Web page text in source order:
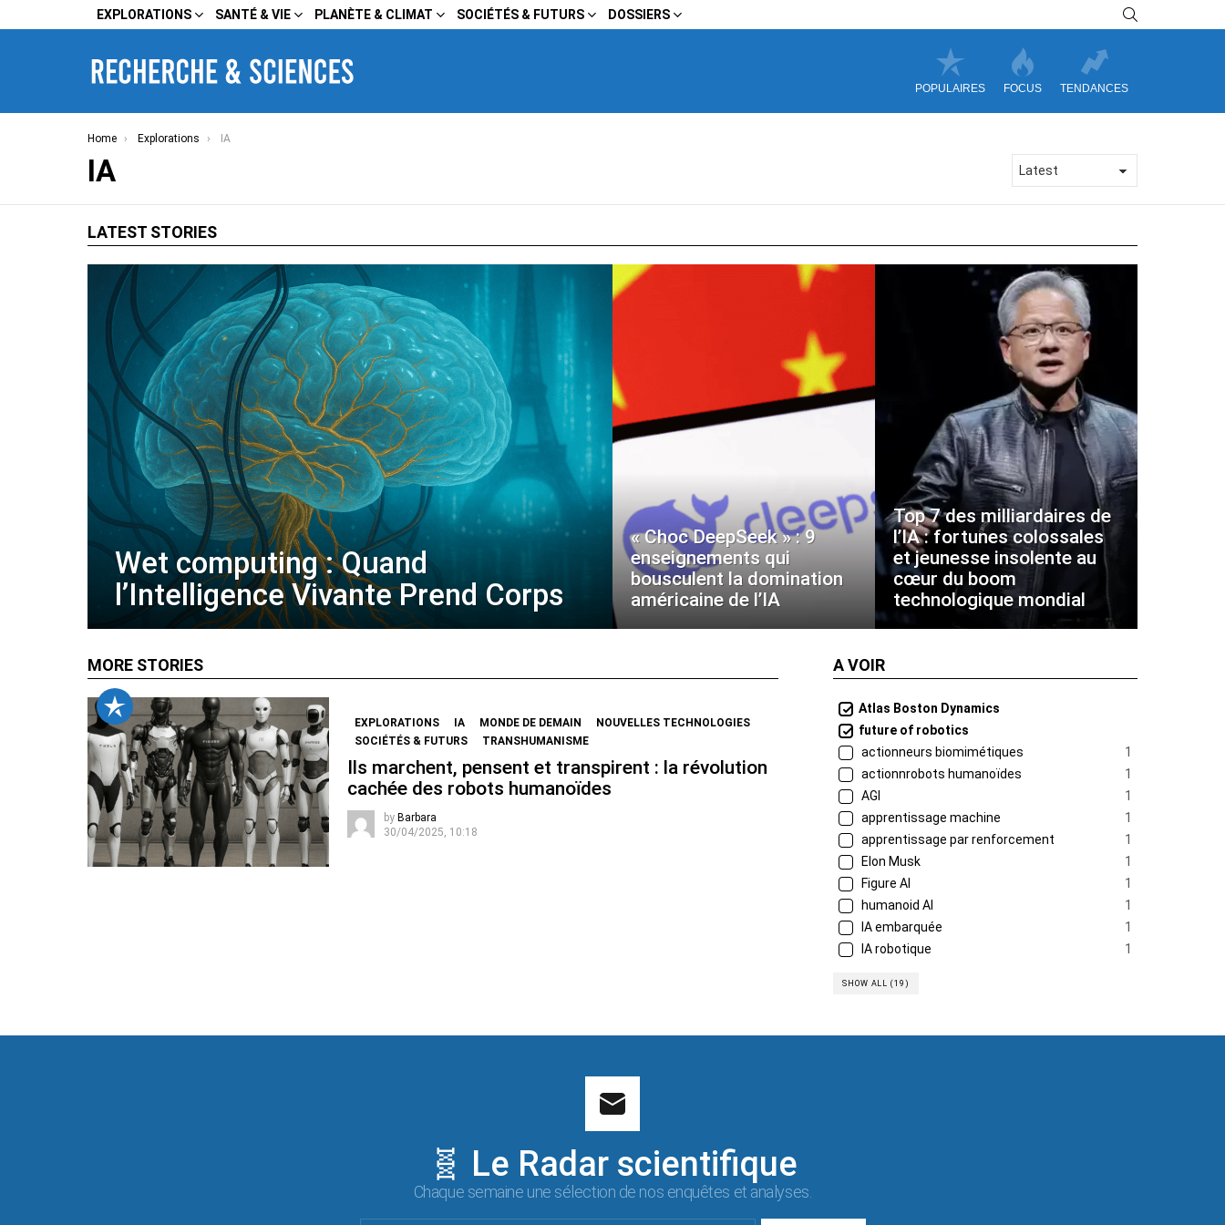
EXPLORATIONS SANTÉ & VIE PLANÈTE & CLIMAT SOCIÉTÉS & FUTURS DOSSIERS
POPULAIRES FOCUS TENDANCES
You are here:
Home Explorations IA
IA
LATEST STORIES
Wet computing : Quand
l’Intelligence Vivante Prend Corps
« Choc DeepSeek » : 9
enseignements qui
bousculent la domination
américaine de l’IA
Top 7 des milliardaires de
l’IA : fortunes colossales
et jeunesse insolente au
cœur du boom
technologique mondial
MORE STORIES
EXPLORATIONS IA MONDE DE DEMAIN
NOUVELLES TECHNOLOGIES
SOCIÉTÉS & FUTURS
TRANSHUMANISME
Ils marchent, pensent et transpirent : la révolution
cachée des robots humanoïdes
by Barbara
30/04/2025, 10:18
A VOIR
Atlas Boston Dynamics
future of robotics
actionneurs biomimétiques
1
actionnrobots humanoïdes
1
AGI
1
apprentissage machine
1
apprentissage par renforcement
1
Elon Musk
1
Figure AI
1
humanoid AI
1
IA embarquée
1
IA robotique
1
SHOW ALL (19)
🧬 Le Radar scientifique
Chaque semaine une sélection de nos enquêtes et analyses.